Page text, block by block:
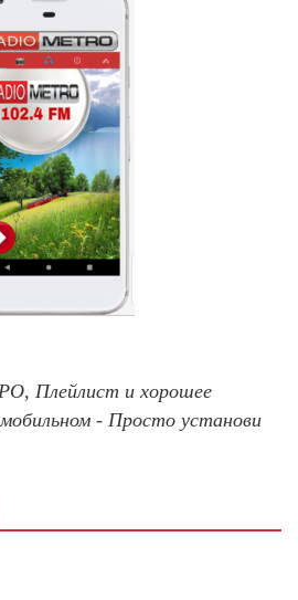
Плейлист и хорошее
- Просто установи